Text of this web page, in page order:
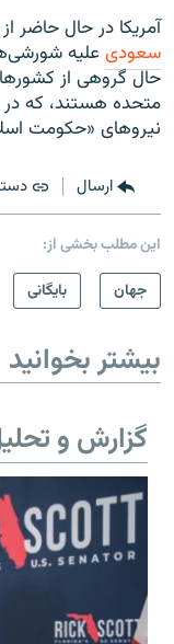
آمریکا در حال حاضر از
سعودی علیه
حال گروهی از
متحده هستند، که در
نیروهای «حکومت
ارسال
این مطلب بخشی از:
جهان
بایگانی
بیشتر بخوانید
گزارش و